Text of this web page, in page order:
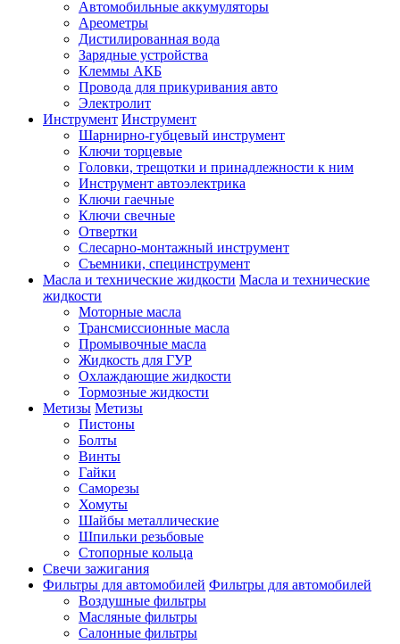
Автомобильные аккумуляторы
Ареометры
Дистилированная вода
Зарядные устройства
Клеммы АКБ
Провода для прикуривания авто
Электролит
Инструмент Инструмент
Шарнирно-губцевый инструмент
Ключи торцевые
Головки, трещотки и принадлежности к ним
Инструмент автоэлектрика
Ключи гаечные
Ключи свечные
Отвертки
Слесарно-монтажный инструмент
Съемники, специнструмент
Масла и технические жидкости Масла и технические
жидкости
Моторные масла
Трансмиссионные масла
Промывочные масла
Жидкость для ГУР
Охлаждающие жидкости
Тормозные жидкости
Метизы Метизы
Пистоны
Болты
Винты
Гайки
Саморезы
Хомуты
Шайбы металлические
Шпильки резьбовые
Стопорные кольца
Свечи зажигания
Фильтры для автомобилей Фильтры для автомобилей
Воздушные фильтры
Масляные фильтры
Салонные фильтры